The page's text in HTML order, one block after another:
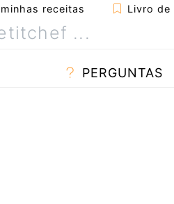
receitas Livro de
PERGUNTAS